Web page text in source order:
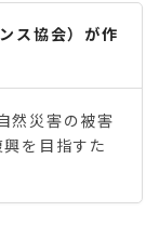
ス協会）が作
然災害の被害
を目指すた